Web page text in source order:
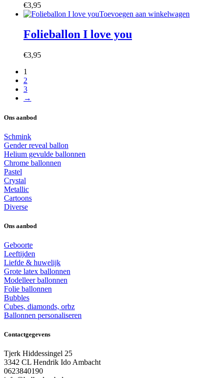
€3,95
Toevoegen aan winkelwagen
Folieballon I love you
€3,95
1
2
3
→
Ons aanbod
Schmink
Gender reveal ballon
Helium gevulde ballonnen
Chrome ballonnen
Pastel
Crystal
Metallic
Cartoons
Diverse
Ons aanbod
Geboorte
Leeftijden
Liefde & huwelijk
Grote latex ballonnen
Modelleer ballonnen
Folie ballonnen
Bubbles
Cubes, diamonds, orbz
Ballonnen personaliseren
Contactgegevens
Tjerk Hiddessingel 25
3342 CL Hendrik Ido Ambacht
0623840190